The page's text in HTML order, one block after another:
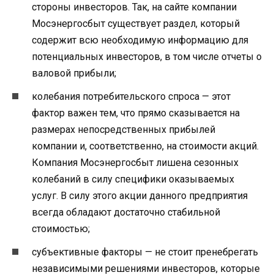
стороны инвесторов. Так, на сайте компании
Мосэнергосбыт существует раздел, который
содержит всю необходимую информацию для
потенциальных инвесторов, в том числе отчеты о
валовой прибыли;
колебания потребительского спроса — этот
фактор важен тем, что прямо сказывается на
размерах непосредственных прибылей
компании и, соответственно, на стоимости акций.
Компания Мосэнергосбыт лишена сезонных
колебаний в силу специфики оказываемых
услуг. В силу этого акции данного предприятия
всегда обладают достаточно стабильной
стоимостью;
субъективные факторы — не стоит пренебрегать
независимыми решениями инвесторов, которые